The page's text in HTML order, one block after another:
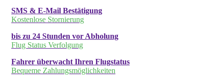
SMS & E-Mail Bestätigung
Kostenlose Stornierung
bis zu 24 Stunden vor Abholung
Flug Status Verfolgung
Fahrer überwacht Ihren Flugstatus
Bequeme Zahlungsmöglichkeiten